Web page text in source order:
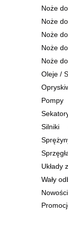
Noże
Noże
Noże
Noże
Noże
Oleje /
Pompy
Silniki
Układy
Wały
Nowości